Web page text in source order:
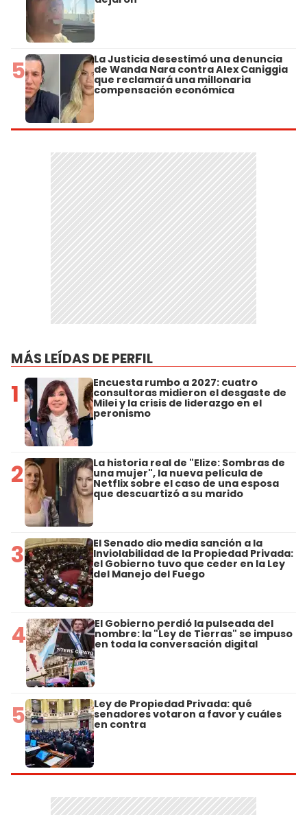
5 La Justicia desestimó una denuncia
de Wanda Nara contra Alex Caniggia
que reclamará una millonaria
compensación económica
MÁS LEÍDAS DE PERFIL
1 Encuesta rumbo a 2027: cuatro
consultoras midieron el desgaste de
Milei y la crisis de liderazgo en el
peronismo
2 La historia real de "Elize: Sombras de
una mujer", la nueva película de
Netflix sobre el caso de una esposa
que descuartizó a su marido
3 El Senado dio media sanción a la
Inviolabilidad de la Propiedad Privada:
el Gobierno tuvo que ceder en la Ley
del Manejo del Fuego
4 El Gobierno perdió la pulseada del
nombre: la "Ley de Tierras" se impuso
en toda la conversación digital
5 Ley de Propiedad Privada: qué
senadores votaron a favor y cuáles
en contra